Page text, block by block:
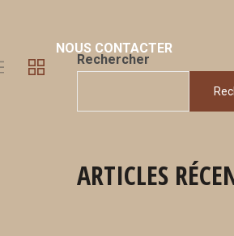
NOUS CONTACTER
Rechercher
ARTICLES